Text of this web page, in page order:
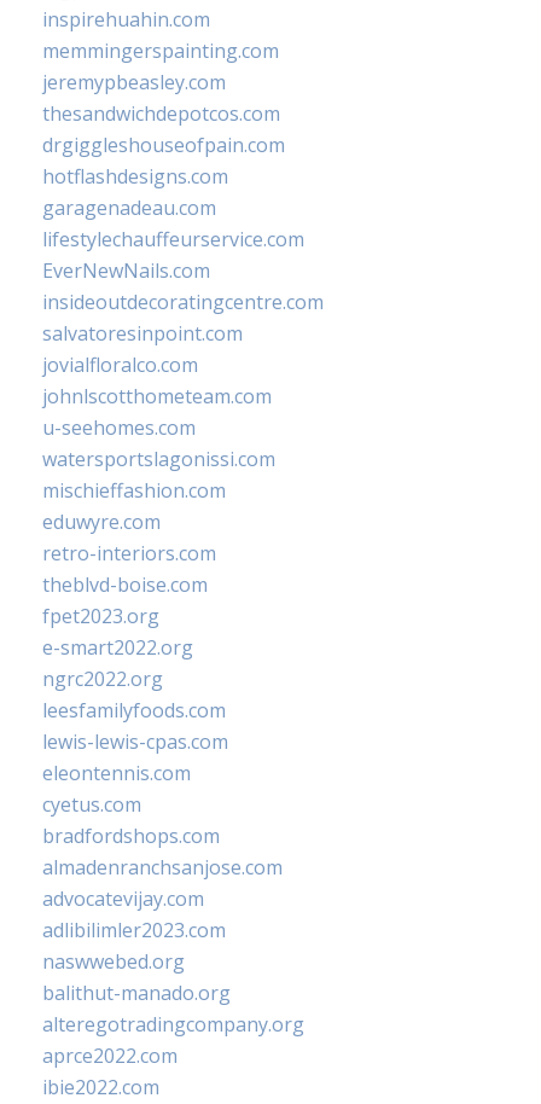
inspirehuahin.com
memmingerspainting.com
jeremypbeasley.com
thesandwichdepotcos.com
drgiggleshouseofpain.com
hotflashdesigns.com
garagenadeau.com
lifestylechauffeurservice.com
EverNewNails.com
insideoutdecoratingcentre.com
salvatoresinpoint.com
jovialfloralco.com
johnlscotthometeam.com
u-seehomes.com
watersportslagonissi.com
mischieffashion.com
eduwyre.com
retro-interiors.com
theblvd-boise.com
fpet2023.org
e-smart2022.org
ngrc2022.org
leesfamilyfoods.com
lewis-lewis-cpas.com
eleontennis.com
cyetus.com
bradfordshops.com
almadenranchsanjose.com
advocatevijay.com
adlibilimler2023.com
naswwebed.org
balithut-manado.org
alteregotradingcompany.org
aprce2022.com
ibie2022.com